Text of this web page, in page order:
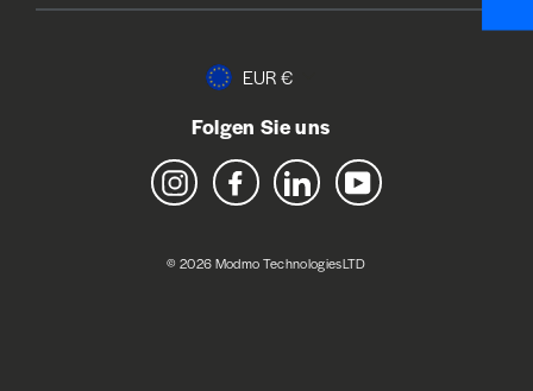
Currency
EUR €
Folgen Sie uns
Instagram Facebook LinkedIn YouTube
© 2026 Modmo TechnologiesLTD